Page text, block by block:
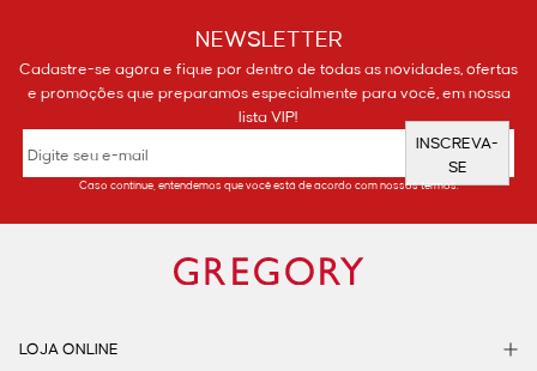
A jaqueta feminina certa pode mudar o tom do look inteiro, e
aqui, isso acontece com leveza e intenção.
Modelos de jaqueta da Gregory: para estilos
que não abrem mão da elegância
contemporânea e combinam com:
NEWSLETTER
Cadastre-se agora e fique por dentro de todas as novidades, ofertas
e promoções que preparamos especialmente para você, em nossa
lista VIP!
INSCREVA-
SE
Caso continue, entendemos que você está de acordo com nossos termos.
LOJA ONLINE